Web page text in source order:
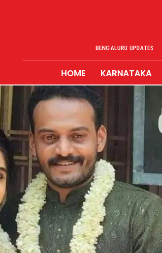
BENGALURU UPDATES
HOME KARNATAKA